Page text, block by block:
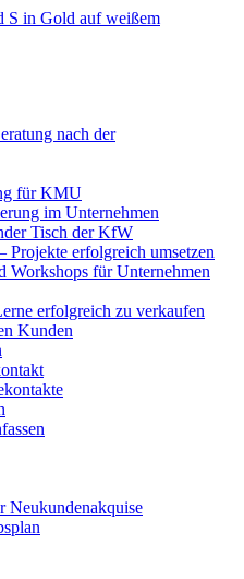
nach der
für KMU
im Unternehmen
Tisch der KfW
Projekte erfolgreich umsetzen
Workshops für Unternehmen
erfolgreich zu verkaufen
Kunden
Neukundenakquise